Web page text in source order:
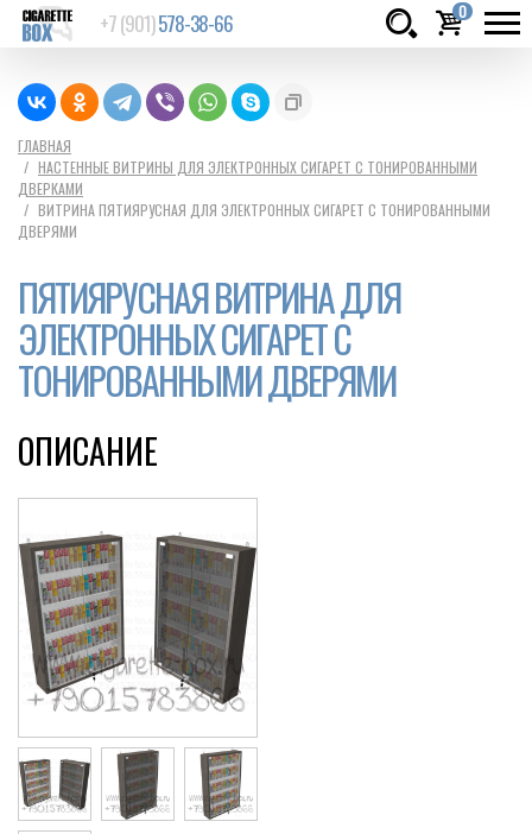
+7 (901)578-38-66 0
руб.
ГЛАВНАЯ
НАСТЕННЫЕ ВИТРИНЫ ДЛЯ ЭЛЕКТРОННЫХ СИГАРЕТ С ТОНИРОВАННЫМИ
ДВЕРКАМИ
ВИТРИНА ПЯТИЯРУСНАЯ ДЛЯ ЭЛЕКТРОННЫХ СИГАРЕТ С ТОНИРОВАННЫМИ
ДВЕРЯМИ
ПЯТИЯРУСНАЯ ВИТРИНА ДЛЯ
ЭЛЕКТРОННЫХ СИГАРЕТ С
ТОНИРОВАННЫМИ ДВЕРЯМИ
ОПИСАНИЕ